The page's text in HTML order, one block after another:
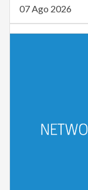
07 Ago 2026